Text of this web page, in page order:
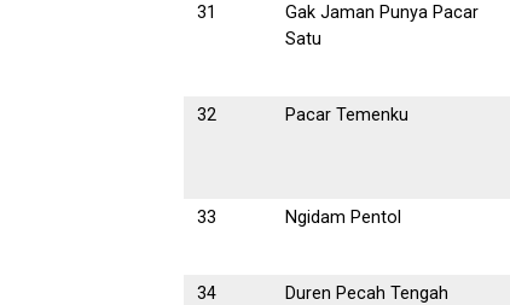
31
Gak Jaman Punya Pacar
Satu
32 Pacar Temenku
33 Ngidam Pentol
34 Duren Pecah Tengah